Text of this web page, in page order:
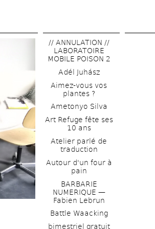
main
// ANNULATION //
LABORATOIRE
MOBILE POISON 2
Adél Juhász
Aimez-vous vos
plantes ?
Ametonyo Silva
Art Refuge fête ses
10 ans
Atelier parlé de
traduction
Autour d'un four à
pain
BARBARIE
NUMERIQUE —
Fabien Lebrun
Battle Waacking
bimestriel gratuit